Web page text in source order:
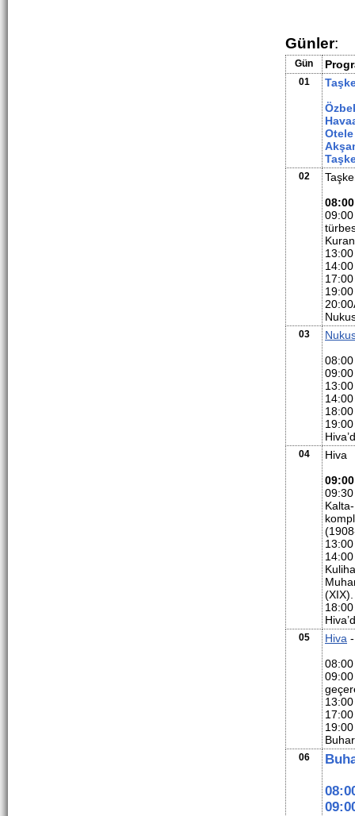
Günler:
Gün
01
02
08:00
09:00
13:00
14:00
17:00
19:00
20:00
03
08:00
09:00
13:00
14:00
18:00
19:00
04
Hiva
09:00
09:30
13:00
14:00
18:00
05 Hiva
08:00
13:00
17:00
19:00
06